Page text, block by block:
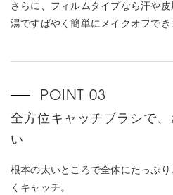
さらに、フィルムタイプなら汗や
湯ですばやく簡単にメイクオフでき
全方位キャッチブラシで
い
根本の太いところで全体にたっぷ
くキャッチ。